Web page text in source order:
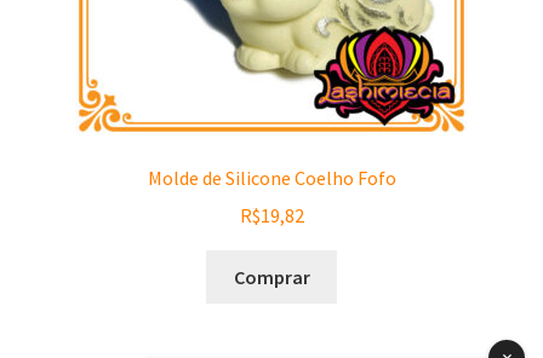
Molde de Silicone Coelho Fofo
R$19,82
Comprar